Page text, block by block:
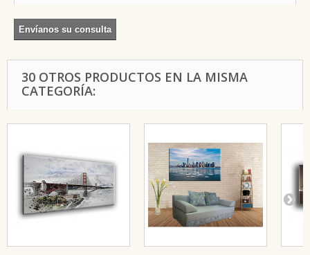
Envíanos su consulta
30 OTROS PRODUCTOS EN LA MISMA
CATEGORÍA: